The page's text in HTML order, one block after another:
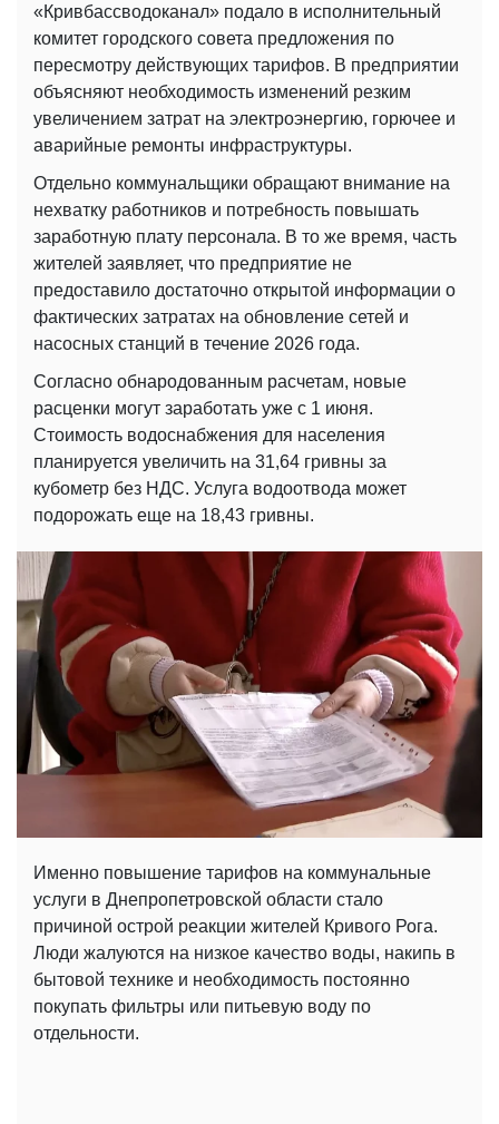
«Кривбассводоканал» подало в исполнительный
комитет городского совета предложения по
пересмотру действующих тарифов. В предприятии
объясняют необходимость изменений резким
увеличением затрат на электроэнергию, горючее и
аварийные ремонты инфраструктуры.
Отдельно коммунальщики обращают внимание на
нехватку работников и потребность повышать
заработную плату персонала. В то же время, часть
жителей заявляет, что предприятие не
предоставило достаточно открытой информации о
фактических затратах на обновление сетей и
насосных станций в течение 2026 года.
Согласно обнародованным расчетам, новые
расценки могут заработать уже с 1 июня.
Стоимость водоснабжения для населения
планируется увеличить на 31,64 гривны за
кубометр без НДС. Услуга водоотвода может
подорожать еще на 18,43 гривны.
Именно повышение тарифов на коммунальные
услуги в Днепропетровской области стало
причиной острой реакции жителей Кривого Рога.
Люди жалуются на низкое качество воды, накипь в
бытовой технике и необходимость постоянно
покупать фильтры или питьевую воду по
отдельности.